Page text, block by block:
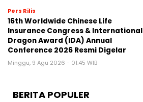
Pers Rilis
16th Worldwide Chinese Life
Insurance Congress & International
Dragon Award (IDA) Annual
Conference 2026 Resmi Digelar
Minggu, 9 Agu 2026 - 01:45 WIB
BERITA POPULER